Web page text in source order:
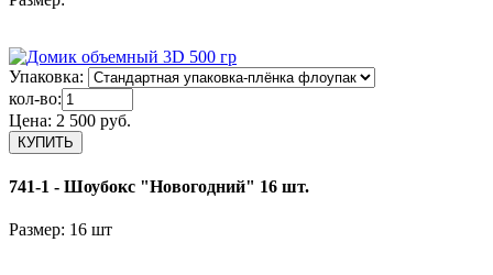
Упаковка:
кол-во:
Цена: 2 500 руб.
741-1 - Шоубокс "Новогодний" 16 шт.
Размер: 16 шт